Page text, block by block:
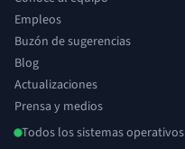
Empleos
Buzón de sugerencias
Blog
Actualizaciones
Prensa y medios
Todos los sistemas operativos